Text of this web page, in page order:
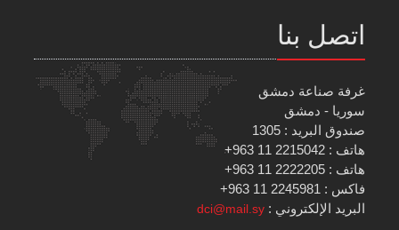
اتصل بنا
غرفة صناعة دمشق
سوريا - دمشق
صندوق البريد : 1305
هاتف : 2215042 11 963+
هاتف : 2222205 11 963+
فاكس : 2245981 11 963+
البريد الإلكتروني :dci@mail.sy